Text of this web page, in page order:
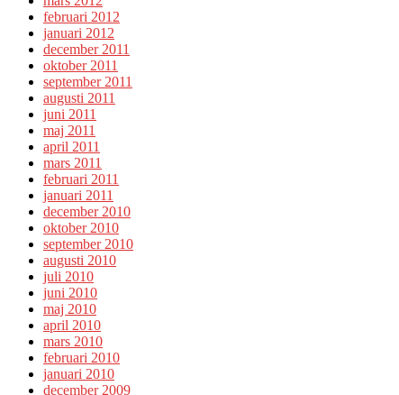
februari 2012
januari 2012
december 2011
oktober 2011
september 2011
augusti 2011
juni 2011
maj 2011
april 2011
mars 2011
februari 2011
januari 2011
december 2010
oktober 2010
september 2010
augusti 2010
juli 2010
juni 2010
maj 2010
april 2010
mars 2010
februari 2010
januari 2010
december 2009